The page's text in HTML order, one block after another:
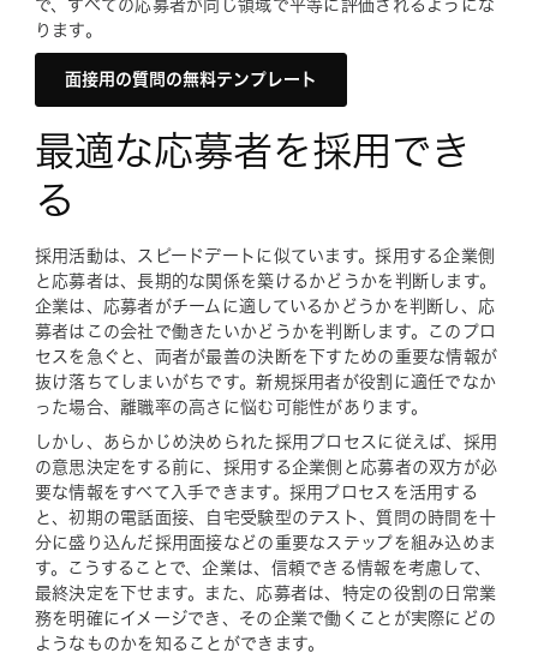
で、すべての応募者が同じ領域で平等に評価されるようにな
ります。
面接用の質問の無料テンプレート
最適な応募者を採用でき
る
採用活動は、スピードデートに似ています。採用する企業側
と応募者は、長期的な関係を築けるかどうかを判断します。
企業は、応募者がチームに適しているかどうかを判断し、応
募者はこの会社で働きたいかどうかを判断します。このプロ
セスを急ぐと、両者が最善の決断を下すための重要な情報が
抜け落ちてしまいがちです。新規採用者が役割に適任でなか
った場合、離職率の高さに悩む可能性があります。
しかし、あらかじめ決められた採用プロセスに従えば、採用
の意思決定をする前に、採用する企業側と応募者の双方が必
要な情報をすべて入手できます。採用プロセスを活用する
と、初期の電話面接、自宅受験型のテスト、質問の時間を十
分に盛り込んだ採用面接などの重要なステップを組み込めま
す。こうすることで、企業は、信頼できる情報を考慮して、
最終決定を下せます。また、応募者は、特定の役割の日常業
務を明確にイメージでき、その企業で働くことが実際にどの
ようなものかを知ることができます。